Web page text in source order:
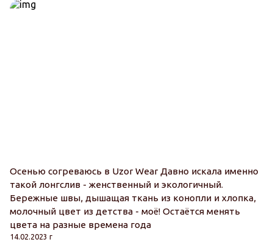
Осенью согреваюсь в Uzor Wear Давно искала именно
такой лонгслив - женственный и экологичный.
Бережные швы, дышащая ткань из конопли и хлопка,
молочный цвет из детства - моё! Остаётся менять
цвета на разные времена года
14.02.2023 г